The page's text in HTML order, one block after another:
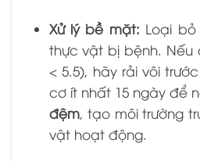
Xử lý bề mặt: Loại
thực vật bị bệnh.
< 5.5), hãy rải vôi
cơ ít nhất 15 ngày để
đệm, tạo môi trường
vật hoạt động.